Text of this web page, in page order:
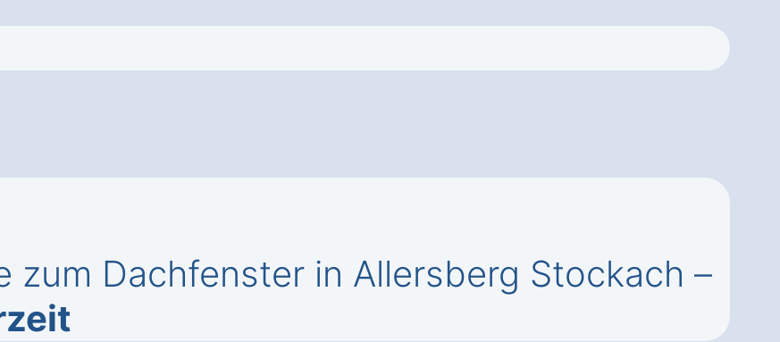
zum Dachfenster in Allersberg Stockach –